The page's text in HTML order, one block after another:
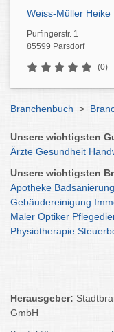
Weiss-Müller Heike
Purfingerstr. 1
85599 Parsdorf
(0)
Branchenbuch >
Unsere wichtigsten
Ärzte Gesundheit
Unsere wichtigsten
Apotheke Badsanierung
Gebäudereinigung
Maler Optiker
Physiotherapie
Herausgeber:
GmbH